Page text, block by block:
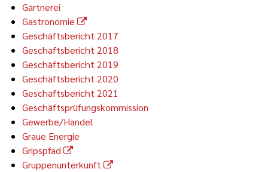
Gärtnerei
Gastronomie
Geschäftsbericht 2017
Geschäftsbericht 2018
Geschäftsbericht 2019
Geschäftsbericht 2020
Geschäftsbericht 2021
Geschäftsprüfungskommission
Gewerbe/Handel
Graue Energie
Gripspfad
Gruppenunterkunft